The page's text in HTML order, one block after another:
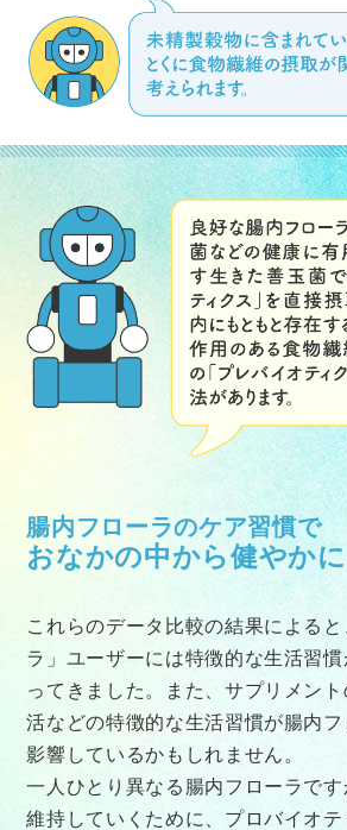
腸内フローラのケア習慣で
おなかの中から健やかに
これらのデータ比較の結果による
ラ」ユーザーには特徴的な生活習
ってきました。また、サプリメン
活などの特徴的な生活習慣が腸内
影響しているかもしれません。
一人ひとり異なる腸内フローラで
維持していくために、プロバイオ